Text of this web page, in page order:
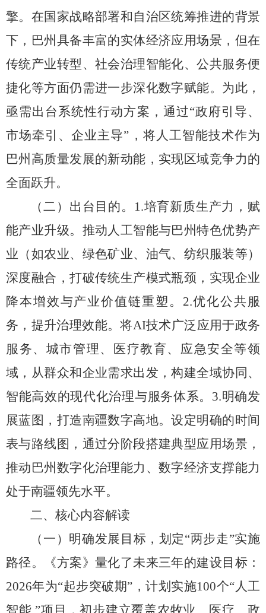
擎。 在国家战略部署和自治区统筹推进的背景
下， 巴州具备丰富的实体经济应用场景， 但在
传统产业转型、 社会治理智能化、公共服务便
捷化等方面仍需进一步深化数字赋能。 为此，
亟需出台系统性行动方案， 通过“政府引导、
市场牵引、企业主导” ， 将人工智能技术作为
巴州高质量发展的新动能， 实现区域竞争力的
全面跃升。
（二）出台目的。
1.培育新质生产力， 赋
能产业升级。 推动人工智能与巴州特色优势产
业（如农业、 绿色矿业、 油气、 纺织服装等）
深度融合，打破传统生产模式瓶颈， 实现企业
降本增效与产业价值链重塑。 2.优化公共服
务，提升治理效能。将AI技术广泛应用于政务
服务、 城市管理、 医疗教育、 应急安全等领
域， 从群众和企业需求出发，构建全域协同、
智能高效的现代化治理与服务体系。 3.明确发
展蓝图， 打造南疆数字高地。设定明确的时间
表与路线图， 通过分阶段搭建典型应用场景，
推动巴州数字化治理能力、数字经济支撑能力
处于南疆领先水平。
二、核心内容解读
（一）明确发展目标，划定“两步走”实施
路径。
《方案》量化了未来三年的建设目标：
2026年为“起步突破期” ，计划实施100个“ 人工
智能 ”项目，初步建立覆盖农牧业、 医疗、 政